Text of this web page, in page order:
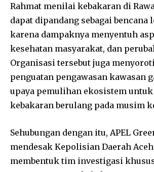
Rahmat menilai kebakaran di
dapat dipandang sebagai bencana
karena dampaknya menyentuh
kesehatan masyarakat, dan
Organisasi tersebut juga
penguatan pengawasan kawasan
upaya pemulihan ekosistem untuk
kebakaran berulang pada musim
Sehubungan dengan itu, APEL
mendesak Kepolisian Daerah
membentuk tim investigasi